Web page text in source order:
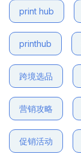
print hub
printhub
跨境选品
营销攻略
促销活动